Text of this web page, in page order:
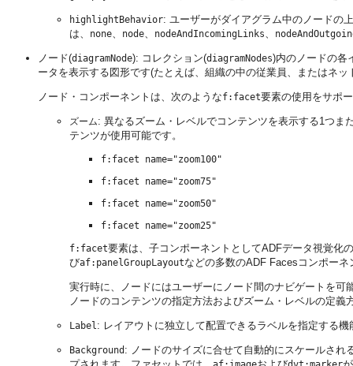
highlightBehavior: ユーザーがダイアグラム中のノードの
は、
none node nodeAndIncomingLinks
ノード(diagramNode): コレクション(diagramNodes)内のノードの各
ータを表示する図形です(たとえば、組織の中の従業員、またはネ
ノード・コンポーネントは、次のようなf:facet要素の使用をサポ
ズーム: 異なるズーム・レベルでコンテンツを表示する1つま
テンツが使用可能です。
f:facet name="zoom100"
f:facet name="zoom75"
f:facet name="zoom50"
f:facet name="zoom25"
f:facet要素は、子コンポーネントとしてADFデータ視覚化の
びaf:panelGroupLayoutなどの多数のADF Facesコンポー
実行時に、ノードにはユーザーにノード間のナビゲートを
ノードのコンテンツの指定方法およびズーム・レベルの定
Label : レイアウトに独立して配置できるラベルを指定する機
Background : ノードのサイズに合せて自動的にスケールさ